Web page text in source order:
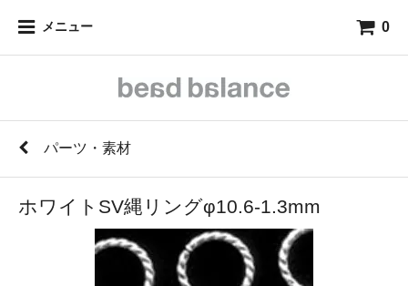
メニュー 0
パーツ・素材
ホワイトSV縄リングφ10.6-1.3mm